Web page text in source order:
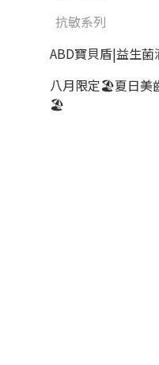
抗敏系列
ABD寶貝盾|益生菌
八月限定🏖️夏日美
🏖️